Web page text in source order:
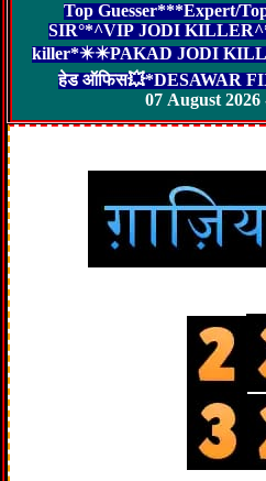
Top Guesser***Expert/
SIR°*^VIP JODI
killer*✴️✴️PAKAD JODI
हेड ऑफिस💥*DESAWAR
07 August